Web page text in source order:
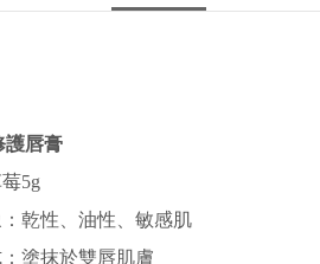
護唇膏
5g
乾性、油性、敏感肌
塗抹於雙唇肌膚